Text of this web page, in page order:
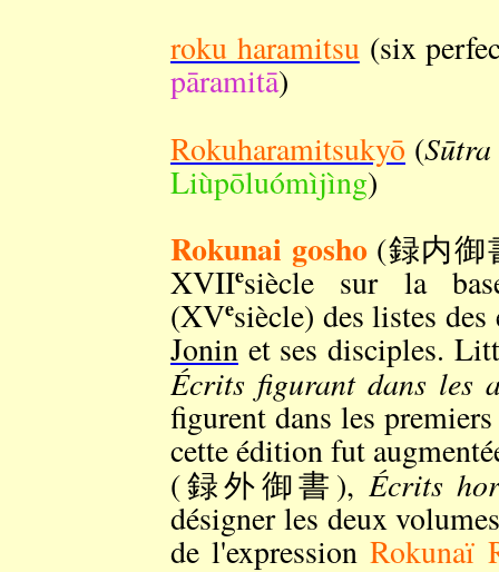
roku haramitsu(six
pāramitā)
Rokuharamitsukyō (
Liùpōluómìjìng)
Rokunai gosho(録内御
XVIIesiècle sur la
(XVesiècle) des listes
Jonin et ses disciples.
Écrits figurant dans les
figurent dans les
cette édition fut
(録外御書), Écrits
désigner les deux
de l'expressionRokunaï